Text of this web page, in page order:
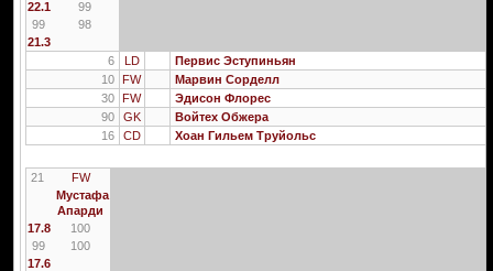
22.1
99
99
98
21.3
6
LD
Первис Эступиньян
10
FW
Марвин Сорделл
30
FW
Эдисон Флорес
90
GK
Войтех Обжера
16
CD Хоан Гильем Труйольс
21
FW
Мустафа
Апарди
17.8
100
99
100
17.6